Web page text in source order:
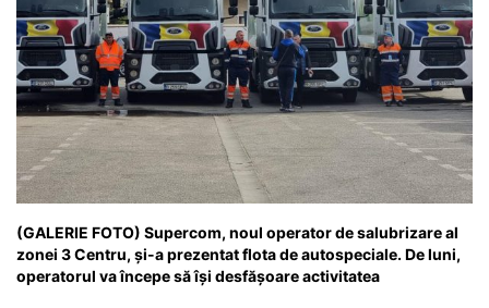
(GALERIE FOTO) Supercom, noul operator de salubrizare al
zonei 3 Centru, și-a prezentat flota de autospeciale. De luni,
operatorul va începe să își desfășoare activitatea